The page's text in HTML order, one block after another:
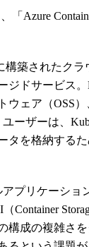
Azure
構築されたク
ドサービス。
ェア（OSS）
ーザーは、
タを格納する
プリケーショ
構成の複雑さ